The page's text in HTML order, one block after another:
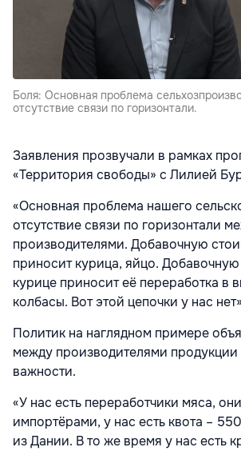
Боля: Основная проблема
отсутствие связи по горизонтали.
Заявления прозвучали в рамках
«Территория свободы» с Лилией
«Основная проблема нашего
отсутствие связи по горизонтали
производителями. Добавочную
приносит курица, яйцо.
курице приносит её переработка в
колбасы. Вот этой цепочки у нас
Политик на наглядном примере
между производителями продукции
важности.
«У нас есть переработчики мяса,
импортёрами, у нас есть квота –
из Дании. В то же время у нас есть